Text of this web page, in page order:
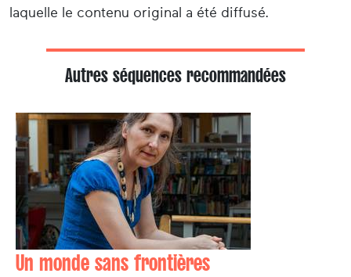
laquelle le contenu original a été diffusé.
Autres séquences recommandées
Un monde sans frontières